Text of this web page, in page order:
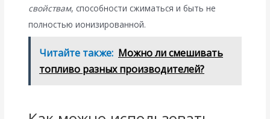
свойствам, способности сжиматься и быть не
полностью ионизированной.
Читайте также: Можно ли смешивать
топливо разных производителей?